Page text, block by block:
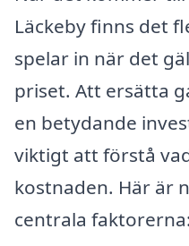
Läckeby finns det
spelar in när det
priset. Att ersätta
en betydande
viktigt att förstå
kostnaden. Här är
centrala faktorerna: